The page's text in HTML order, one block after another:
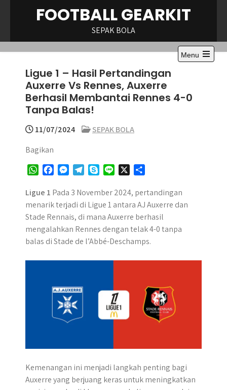
FOOTBALL GEARKIT
SEPAK BOLA
Menu
Open
Ligue 1 – Hasil Pertandingan
Auxerre Vs Rennes, Auxerre
Berhasil Membantai Rennes 4-0
Tanpa Balas!
11/07/2024
SEPAK BOLA
Bagikan
W
a
t
s
A
p
c
e
b
o
o
s
s
e
n
r
l
e
g
r
a
y
p
e
n
e
a
r
e
Ligue 1 Pada 3 November 2024, pertandingan
menarik terjadi di Ligue 1 antara AJ Auxerre dan
Stade Rennais, di mana Auxerre berhasil
mengalahkan Rennes dengan telak 4-0 tanpa
balas di Stade de l’Abbé-Deschamps.​
Kemenangan ini menjadi langkah penting bagi
Auxerre yang berjuang keras untuk meningkatkan